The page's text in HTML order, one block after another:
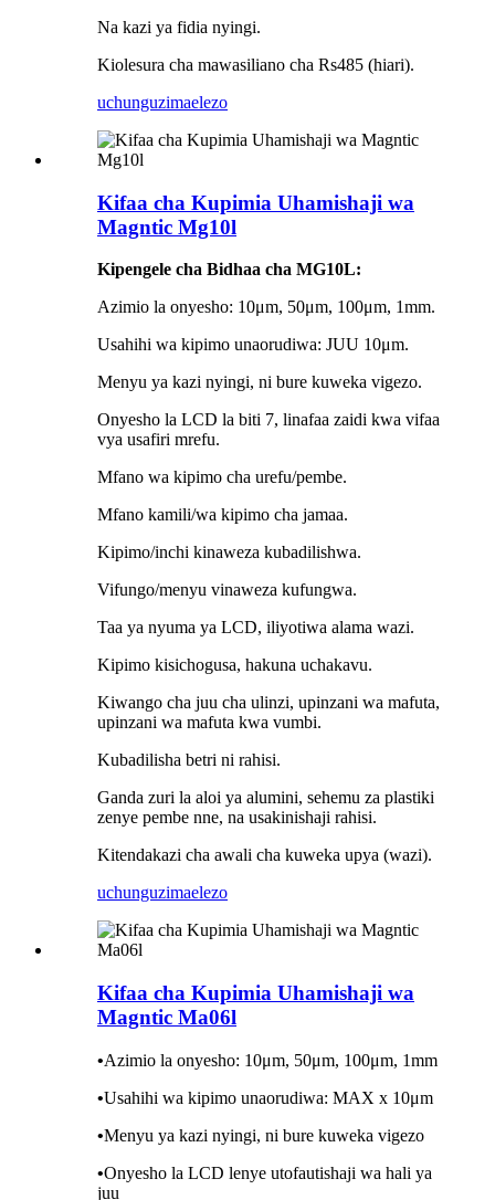
Na kazi ya fidia nyingi.
Kiolesura cha mawasiliano cha Rs485 (hiari).
uchunguzimaelezo
Kifaa cha Kupimia Uhamishaji wa
Magntic Mg10l
Kipengele cha Bidhaa cha MG10L:
Azimio la onyesho: 10μm, 50μm, 100μm, 1mm.
Usahihi wa kipimo unaorudiwa: JUU 10μm.
Menyu ya kazi nyingi, ni bure kuweka vigezo.
Onyesho la LCD la biti 7, linafaa zaidi kwa vifaa
vya usafiri mrefu.
Mfano wa kipimo cha urefu/pembe.
Mfano kamili/wa kipimo cha jamaa.
Kipimo/inchi kinaweza kubadilishwa.
Vifungo/menyu vinaweza kufungwa.
Taa ya nyuma ya LCD, iliyotiwa alama wazi.
Kipimo kisichogusa, hakuna uchakavu.
Kiwango cha juu cha ulinzi, upinzani wa mafuta,
upinzani wa mafuta kwa vumbi.
Kubadilisha betri ni rahisi.
Ganda zuri la aloi ya alumini, sehemu za plastiki
zenye pembe nne, na usakinishaji rahisi.
Kitendakazi cha awali cha kuweka upya (wazi).
uchunguzimaelezo
Kifaa cha Kupimia Uhamishaji wa
Magntic Ma06l
•Azimio la onyesho: 10μm, 50μm, 100μm, 1mm
•Usahihi wa kipimo unaorudiwa: MAX x 10μm
•Menyu ya kazi nyingi, ni bure kuweka vigezo
•Onyesho la LCD lenye utofautishaji wa hali ya
juu